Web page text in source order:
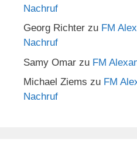
Nachruf
Georg Richter zu FM
Nachruf
Samy Omar zu FM
Michael Ziems zu FM
Nachruf